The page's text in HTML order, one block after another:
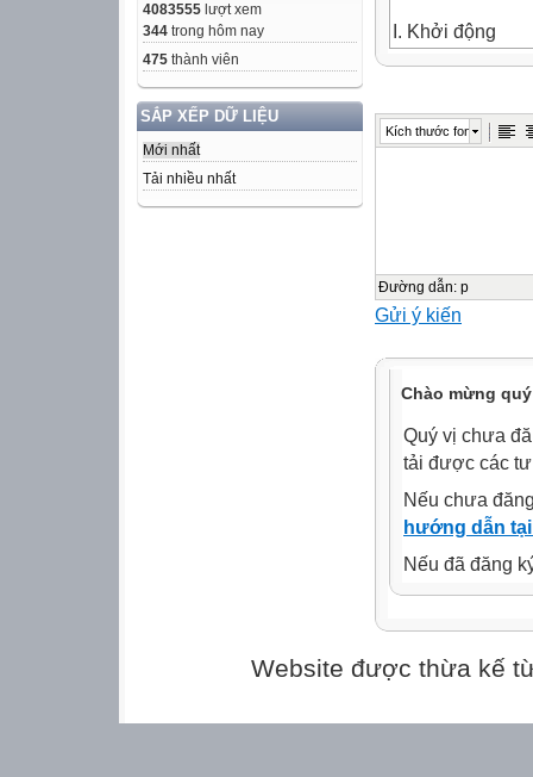
4083555 lượt xem
344 trong hôm nay
475 thành viên
SẮP XẾP DỮ LIỆU
Mới nhất
Tải nhiều nhất
I. Khởi động
CÙNG NHAU
TIME'S
TIMER
60
50
40
20
Kích thước font
Đường dẫn: p
Gửi ý kiến
Chào mừng quý
Quý vị chưa
tải được các
Nếu chưa
hướng dẫn
Nếu đã đăng
Website được thừa kế